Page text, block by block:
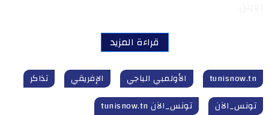
قراءة المزيد
tunisnow.tn الأولمبي الباجي الإفريقي
تذاكر
تونس_الآن
تونس_الآن tunisnow.tn